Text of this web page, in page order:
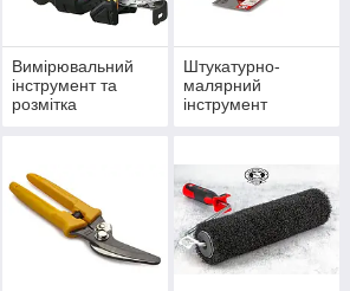
Вимірювальний
інструмент та
розмітка
Штукатурно-
малярний
інструмент